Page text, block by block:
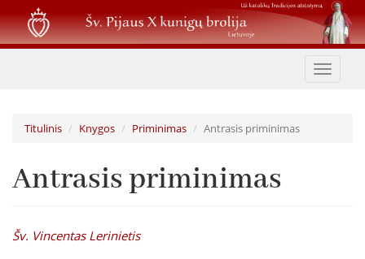
Pereiti
į
pagrindinį
Toggle
Titulinis Knygos Priminimas Antrasis priminimas
Antrasis priminimas
Šv. Vincentas Lerinietis